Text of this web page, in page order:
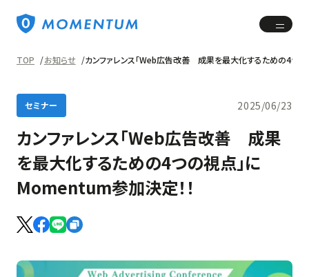
TOP お知らせ カンファレンス「Web広告改善 成果を最大化するための4つ
セミナー 2025/06/23
カンファレンス「Web広告改善 成果
を最大化するための4つの視点」に
Momentum参加決定！！